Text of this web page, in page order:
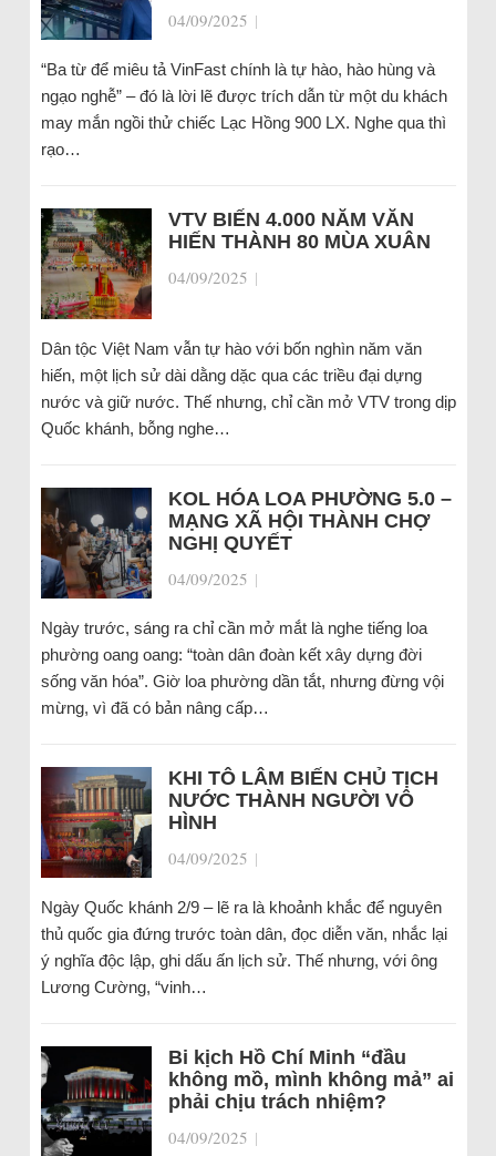
04/09/2025 |
“Ba từ để miêu tả VinFast chính là tự hào, hào hùng và
ngạo nghễ” – đó là lời lẽ được trích dẫn từ một du khách
may mắn ngồi thử chiếc Lạc Hồng 900 LX. Nghe qua thì
rạo…
VTV BIẾN 4.000 NĂM VĂN
HIẾN THÀNH 80 MÙA XUÂN
04/09/2025 |
Dân tộc Việt Nam vẫn tự hào với bốn nghìn năm văn
hiến, một lịch sử dài dằng dặc qua các triều đại dựng
nước và giữ nước. Thế nhưng, chỉ cần mở VTV trong dịp
Quốc khánh, bỗng nghe…
KOL HÓA LOA PHƯỜNG 5.0 –
MẠNG XÃ HỘI THÀNH CHỢ
NGHỊ QUYẾT
04/09/2025 |
Ngày trước, sáng ra chỉ cần mở mắt là nghe tiếng loa
phường oang oang: “toàn dân đoàn kết xây dựng đời
sống văn hóa”. Giờ loa phường dần tắt, nhưng đừng vội
mừng, vì đã có bản nâng cấp…
KHI TÔ LÂM BIẾN CHỦ TỊCH
NƯỚC THÀNH NGƯỜI VÔ
HÌNH
04/09/2025 |
Ngày Quốc khánh 2/9 – lẽ ra là khoảnh khắc để nguyên
thủ quốc gia đứng trước toàn dân, đọc diễn văn, nhắc lại
ý nghĩa độc lập, ghi dấu ấn lịch sử. Thế nhưng, với ông
Lương Cường, “vinh…
Bi kịch Hồ Chí Minh “đầu
không mồ, mình không mả” ai
phải chịu trách nhiệm?
04/09/2025 |